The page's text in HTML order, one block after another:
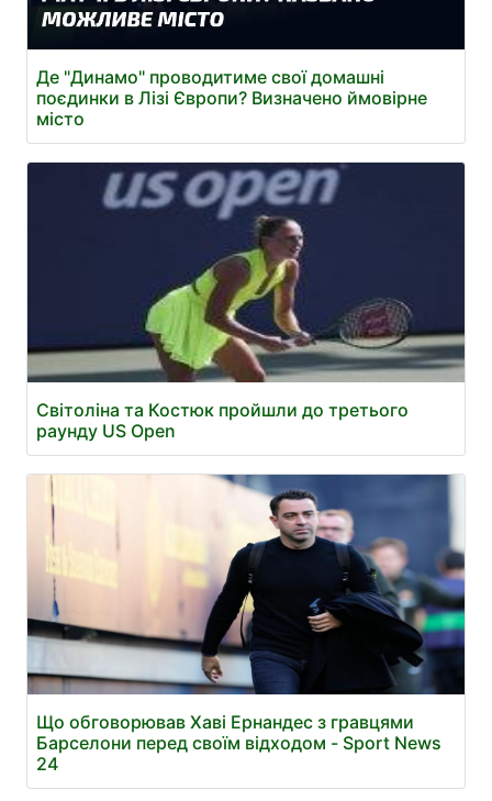
Де "Динамо" проводитиме свої домашні
поєдинки в Лізі Європи? Визначено ймовірне
місто
Світоліна та Костюк пройшли до третього
раунду US Open
Що обговорював Хаві Ернандес з гравцями
Барселони перед своїм відходом - Sport News
24